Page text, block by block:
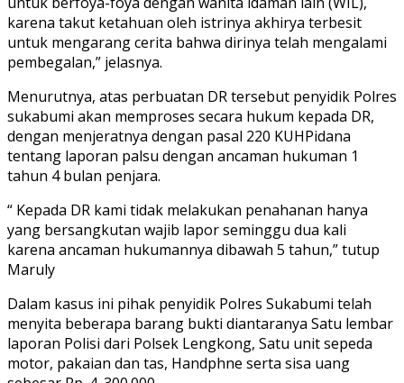
karena takut ketahuan oleh istrinya akhirya terbesit
untuk mengarang cerita bahwa dirinya telah mengalami
pembegalan,” jelasnya.
Menurutnya, atas perbuatan DR tersebut penyidik Polres
sukabumi akan memproses secara hukum kepada DR,
dengan menjeratnya dengan pasal 220 KUHPidana
tentang laporan palsu dengan ancaman hukuman 1
tahun 4 bulan penjara.
“ Kepada DR kami tidak melakukan penahanan hanya
yang bersangkutan wajib lapor seminggu dua kali
karena ancaman hukumannya dibawah 5 tahun,” tutup
Maruly
Dalam kasus ini pihak penyidik Polres Sukabumi telah
menyita beberapa barang bukti diantaranya Satu lembar
laporan Polisi dari Polsek Lengkong, Satu unit sepeda
motor, pakaian dan tas, Handphne serta sisa uang